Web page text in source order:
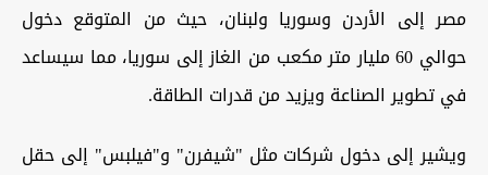
مصر إلى الأردن وسوريا ولبنان، حيث من المتوقع دخول
حوالي 60 مليار متر مكعب من الغاز إلى سوريا، مما سيساعد
في تطوير الصناعة ويزيد من قدرات الطاقة.
ويشير إلى دخول شركات مثل "شيفرن" و"فيلبس" إلى حقل